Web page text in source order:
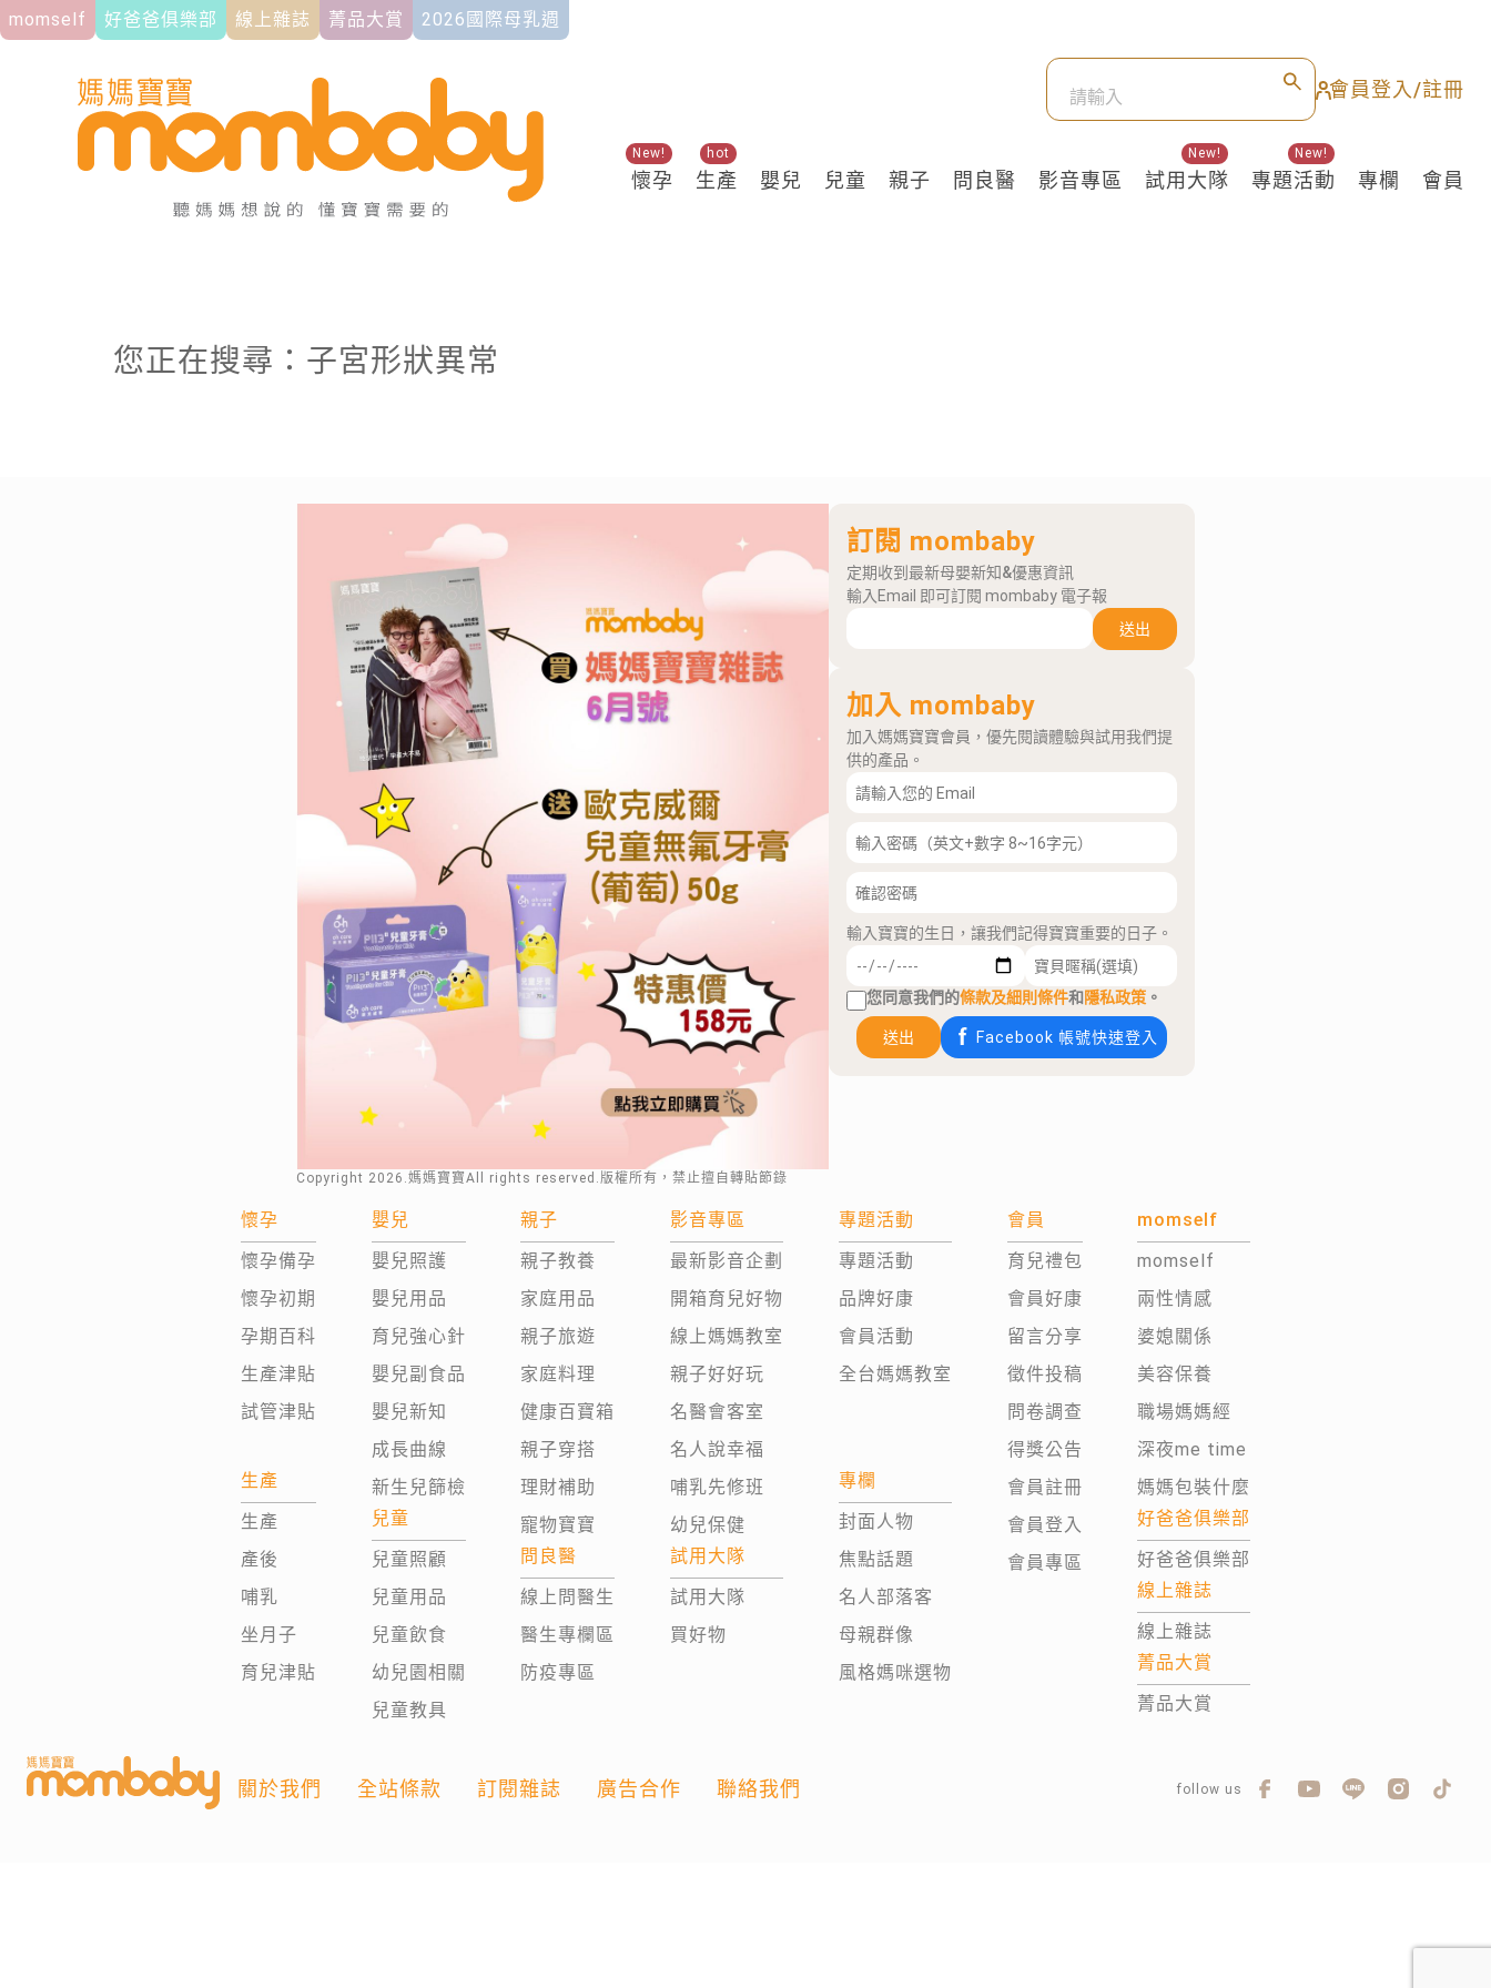
momself 好爸爸俱樂部 線上雜誌 菁品大賞 2026國際母乳週
會員登入/註冊
懷孕
New!
生產
hot
嬰兒 兒童 親子 問良醫 影音專區 試用大隊
New!
專題活動
New!
專欄 會員
關鍵熱搜
您正在搜尋：子宮形狀異常
Copyright 2026 .媽媽寶寶All rights reserved.版權所有，禁止擅自轉貼節錄
訂閱 mombaby
定期收到最新母嬰新知&優惠資訊
輸入Email 即可訂閱 mombaby 電子報
送出
加入 mombaby
加入媽媽寶寶會員，優先閱讀體驗與試用我們提
供的產品。
輸入寶寶的生日，讓我們記得寶寶重要的日子。
您同意我們的條款及細則條件和隱私政策 。
送出 Facebook 帳號快速登入
懷孕
懷孕備孕
懷孕初期
孕期百科
生產津貼
試管津貼
生產
生產
產後
哺乳
坐月子
育兒津貼
嬰兒
嬰兒照護
嬰兒用品
育兒強心針
嬰兒副食品
嬰兒新知
成長曲線
新生兒篩檢
兒童
兒童照顧
兒童用品
兒童飲食
幼兒園相關
兒童教具
親子
親子教養
家庭用品
親子旅遊
家庭料理
健康百寶箱
親子穿搭
理財補助
寵物寶寶
問良醫
線上問醫生
醫生專欄區
防疫專區
影音專區
最新影音企劃
開箱育兒好物
線上媽媽教室
親子好好玩
名醫會客室
名人說幸福
哺乳先修班
幼兒保健
試用大隊
試用大隊
買好物
專題活動
專題活動
品牌好康
會員活動
全台媽媽教室
專欄
封面人物
焦點話題
名人部落客
母親群像
風格媽咪選物
會員
育兒禮包
會員好康
留言分享
徵件投稿
問卷調查
得獎公告
會員註冊
會員登入
會員專區
momself
momself
兩性情感
婆媳關係
美容保養
職場媽媽經
深夜me time
媽媽包裝什麼
好爸爸俱樂部
好爸爸俱樂部
線上雜誌
線上雜誌
菁品大賞
菁品大賞
關於我們 全站條款 訂閱雜誌 廣告合作 聯絡我們 follow us